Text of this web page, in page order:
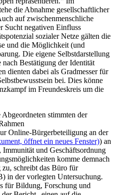
die Abnahme gesellschaftlicher
auf zwischenmenschliche
Sucht negativen Einfluss
sozialer Netze gälten die
und die Möglichkeit (und
Die eigene Selbstdarstellung
nach Bestätigung der Identität
dienten dabei als Gradmesser für
bei. Dies könne
im Freundeskreis um die
Abgeordneten stimmten der
Online-Bürgerbeteiligung an der
öffnet ein neues Fenster)) an
und Geschäftsordnung
komme demnach
schreibt das Büro für
in der vorlegten Untersuchung.
für Bildung, Forschung und